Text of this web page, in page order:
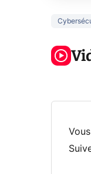
3
Voici